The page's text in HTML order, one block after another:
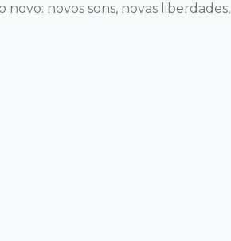
novos sons, novas liberdades,